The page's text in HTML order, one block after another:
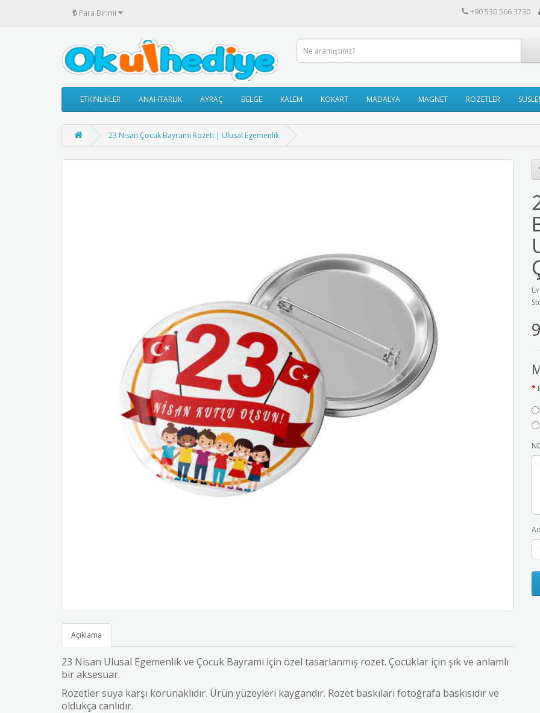
₺ Para Birimi +90 530 566 3730
ETKİNLİKLER ANAHTARLIK AYRAÇ BELGE KALEM KOKART MADALYA MAGNET ROZETLER
23 Nisan Çocuk Bayramı Rozeti | Ulusal Egemenlik
Açıklama
23 Nisan Ulusal Egemenlik ve Çocuk Bayramı için özel tasarlanmış rozet. Çocuklar için şık ve anlamlı
bir aksesuar.
Rozetler suya karşı korunaklıdır. Ürün yüzeyleri kaygandır. Rozet baskıları fotoğrafa baskısıdır ve
oldukça canlıdır.